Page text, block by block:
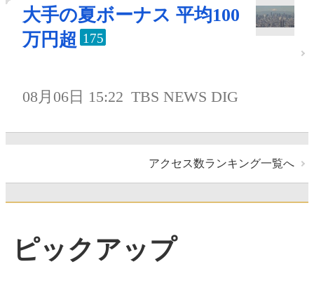
大手の夏ボーナス 平均100
万円超 175
08月06日 15:22 TBS NEWS DIG
アクセス数ランキング一覧へ
ピックアップ